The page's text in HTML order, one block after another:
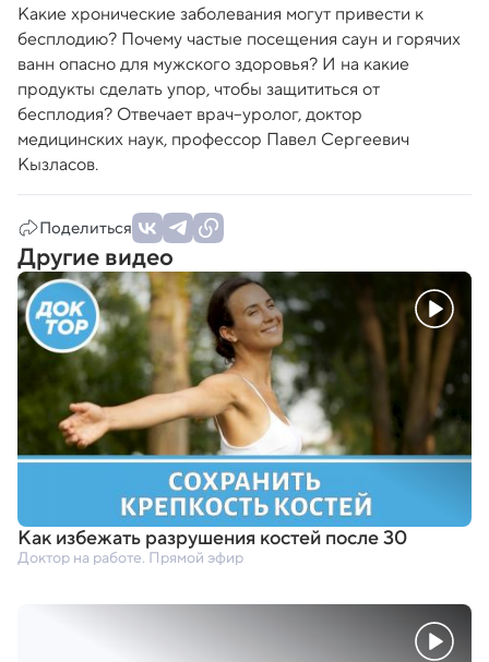
Какие хронические заболевания могут привести к
бесплодию? Почему частые посещения саун и горячих
ванн опасно для мужского здоровья? И на какие
продукты сделать упор, чтобы защититься от
бесплодия? Отвечает врач–уролог, доктор
медицинских наук, профессор Павел Сергеевич
Кызласов.
Поделиться
Другие видео
Как избежать разрушения костей после 30
Доктор на работе. Прямой эфир